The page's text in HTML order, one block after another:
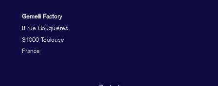
Gemelli Factory
8 rue Bouquières
31000 Toulouse
France